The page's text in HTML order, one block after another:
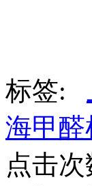
标签:
海甲醛
点击次